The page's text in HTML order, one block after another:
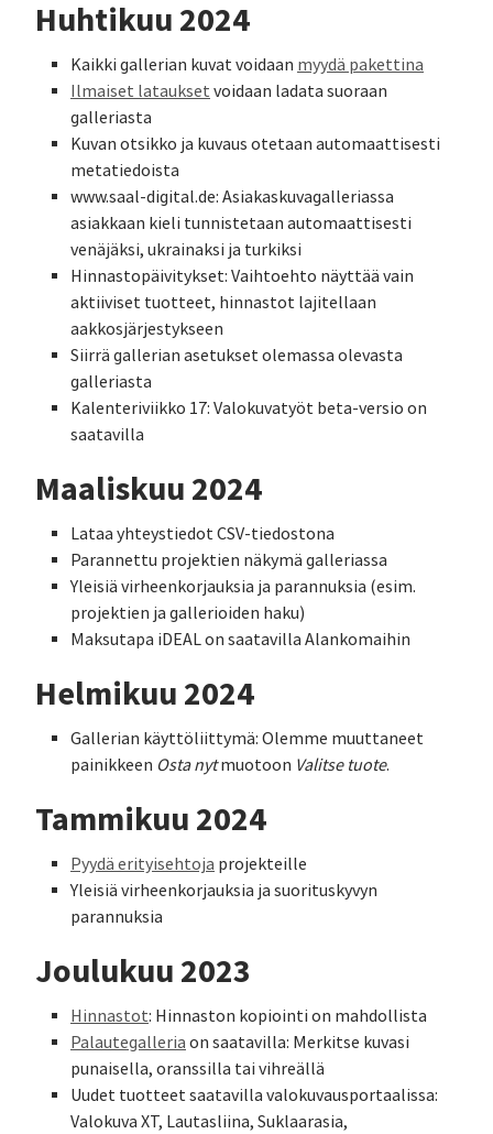
Huhtikuu 2024
Kaikki gallerian kuvat voidaan myydä pakettina
Ilmaiset lataukset voidaan ladata suoraan
galleriasta
Kuvan otsikko ja kuvaus otetaan automaattisesti
metatiedoista
www.saal-digital.de: Asiakaskuvagalleriassa
asiakkaan kieli tunnistetaan automaattisesti
venäjäksi, ukrainaksi ja turkiksi
Hinnastopäivitykset: Vaihtoehto näyttää vain
aktiiviset tuotteet, hinnastot lajitellaan
aakkosjärjestykseen
Siirrä gallerian asetukset olemassa olevasta
galleriasta
Kalenteriviikko 17: Valokuvatyöt beta-versio on
saatavilla
Maaliskuu 2024
Lataa yhteystiedot CSV-tiedostona
Parannettu projektien näkymä galleriassa
Yleisiä virheenkorjauksia ja parannuksia (esim.
projektien ja gallerioiden haku)
Maksutapa iDEAL on saatavilla Alankomaihin
Helmikuu 2024
Gallerian käyttöliittymä: Olemme muuttaneet
painikkeen Osta nytmuotoon Valitse tuote.
Tammikuu 2024
Pyydä erityisehtoja projekteille
Yleisiä virheenkorjauksia ja suorituskyvyn
parannuksia
Joulukuu 2023
Hinnastot: Hinnaston kopiointi on mahdollista
Palautegalleria on saatavilla: Merkitse kuvasi
punaisella, oranssilla tai vihreällä
Uudet tuotteet saatavilla valokuvausportaalissa:
Valokuva XT, Lautasliina, Suklaarasia,